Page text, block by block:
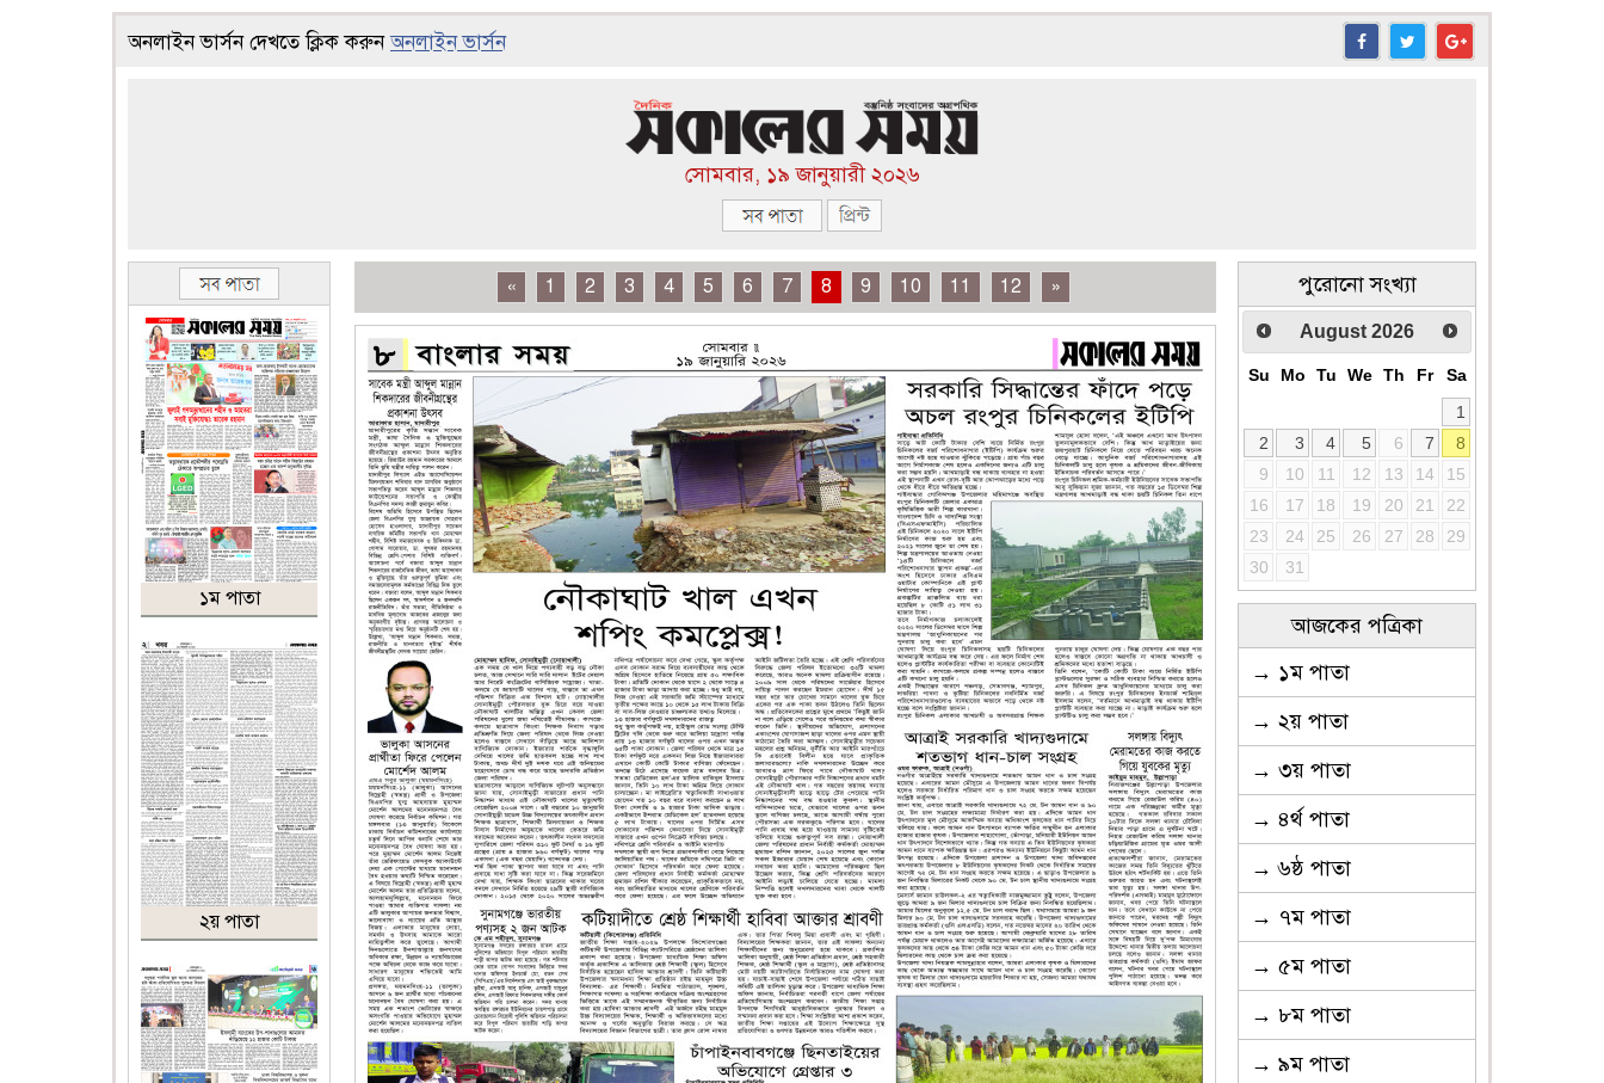
অনলাইন ভার্সন দেখতে ক্লিক করুনঅনলাইন ভার্সন
সোমবার, ১৯ জানুয়ারী ২০২৬
১ম পাতা
২য় পাতা
« 1 2 3 4 5 6 7 8 9 10 11 12 » পুরোনো সংখ্যা
August 2026
Su Mo Tu We Th Fr
Sa
1
2
3 4 5 6 7
8
9
10 11 12 13 14
15
16
17 18 19 20 21
22
23
24 25 26 27 28
29
30
31
আজকের পত্রিকা
→ ১ম পাতা
→ ২য় পাতা
→ ৩য় পাতা
→ ৪র্থ পাতা
→ ৬ষ্ঠ পাতা
→ ৭ম পাতা
→ ৫ম পাতা
→ ৮ম পাতা
→ ৯ম পাতা